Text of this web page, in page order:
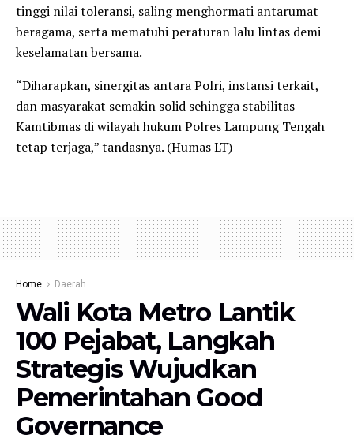
tinggi nilai toleransi, saling menghormati antarumat
beragama, serta mematuhi peraturan lalu lintas demi
keselamatan bersama.
“Diharapkan, sinergitas antara Polri, instansi terkait,
dan masyarakat semakin solid sehingga stabilitas
Kamtibmas di wilayah hukum Polres Lampung Tengah
tetap terjaga,” tandasnya. (Humas LT)
Home Daerah
Wali Kota Metro Lantik
100 Pejabat, Langkah
Strategis Wujudkan
Pemerintahan Good
Governance